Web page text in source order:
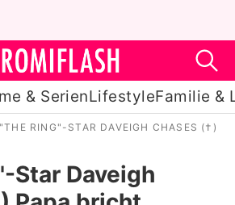
& SerienLifestyleFamilie &
Stars
"THE RING"-STAR DAVEIGH CHASES (†)
Star Daveigh